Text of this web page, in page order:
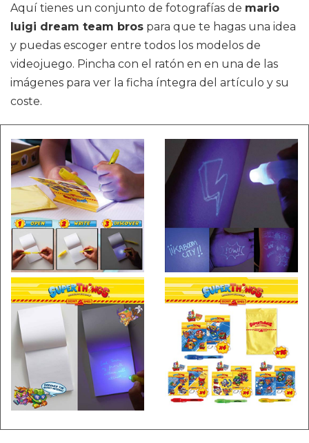
Aquí tienes un conjunto de fotografías de mario
luigi dream team bros para que te hagas una idea
y puedas escoger entre todos los modelos de
videojuego. Pincha con el ratón en en una de las
imágenes para ver la ficha íntegra del artículo y su
coste.